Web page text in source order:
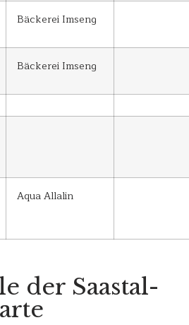
Bäckerei Imseng
Bäckerei Imseng
Aqua Allalin
der Saastal-